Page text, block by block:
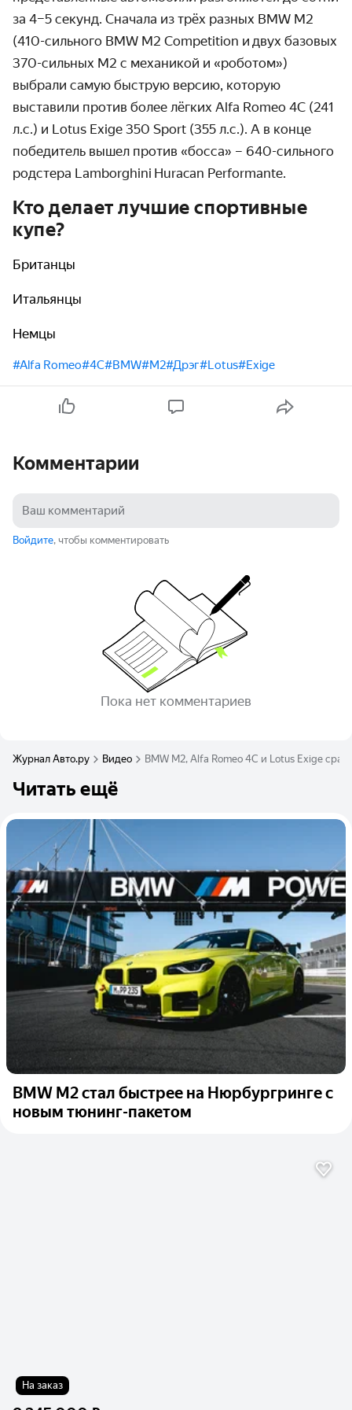
за 4–5 секунд. Сначала из трёх разных BMW M2
(410-сильного BMW M2 Competition и двух базовых
370-сильных М2 с механикой и «роботом»)
выбрали самую быструю версию, которую
выставили против более лёгких Alfa Romeo 4C (241
л.с.) и Lotus Exige 350 Sport (355 л.с.). А в конце
победитель вышел против «босса» – 640-сильного
родстера Lamborghini Huracan Performante.
Кто делает лучшие спортивные
купе?
Британцы
Итальянцы
Немцы
#Alfa Romeo#4C#BMW#M2#Дрэг#Lotus#Exige
Комментарии
Войдите, чтобы комментировать
Пока нет комментариев
Журнал Авто.ру Видео BMW M2, Alfa Romeo 4C и Lotus Exige
Читать ещё
BMW M2 стал быстрее на Нюрбургринге с
новым тюнинг-пакетом
На заказ